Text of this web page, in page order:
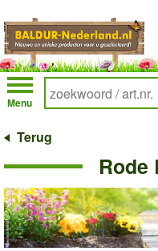
Menu
Terug
Rode